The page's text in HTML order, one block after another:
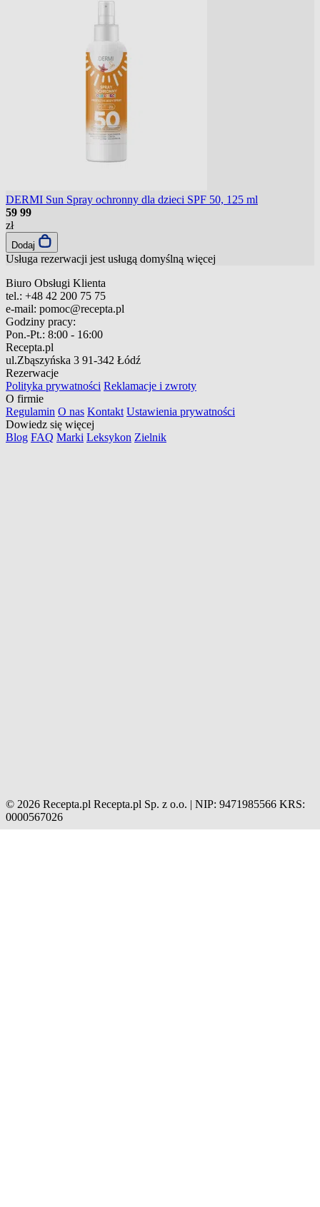
DERMI Sun Spray ochronny dla dzieci SPF 50, 125 ml
59 99
zł
Dodaj
Usługa rezerwacji jest usługą domyślną więcej
Biuro Obsługi Klienta
tel.: +48 42 200 75 75
e-mail: pomoc@recepta.pl
Godziny pracy:
Pon.-Pt.: 8:00 - 16:00
Recepta.pl
ul.Zbąszyńska 3 91-342 Łódź
Rezerwacje
Polityka prywatności Reklamacje i zwroty
O firmie
Regulamin O nas Kontakt Ustawienia prywatności
Dowiedz się więcej
Blog FAQ Marki Leksykon Zielnik
© 2026 Recepta.pl Recepta.pl Sp. z o.o. | NIP: 9471985566 KRS:
0000567026